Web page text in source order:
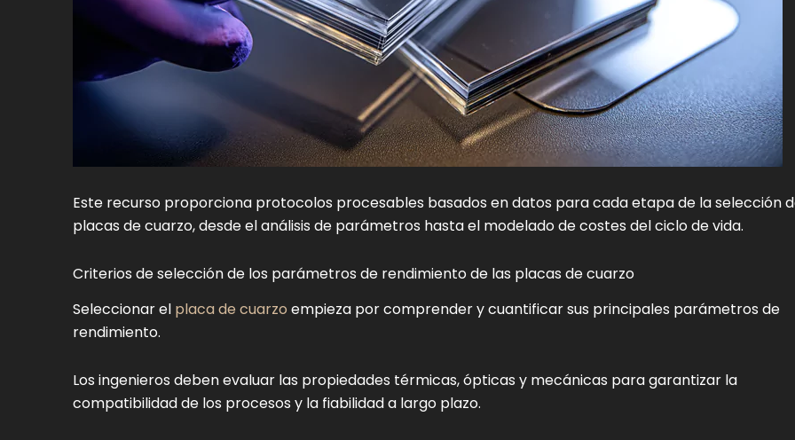
Este recurso proporciona protocolos procesables basados en datos para cada etapa de la selección
placas de cuarzo, desde el análisis de parámetros hasta el modelado de costes del ciclo de vida.
Criterios de selección de los parámetros de rendimiento de las placas de cuarzo
Seleccionar el placa de cuarzo empieza por comprender y cuantificar sus principales parámetros de
rendimiento.
Los ingenieros deben evaluar las propiedades térmicas, ópticas y mecánicas para garantizar la
compatibilidad de los procesos y la fiabilidad a largo plazo.